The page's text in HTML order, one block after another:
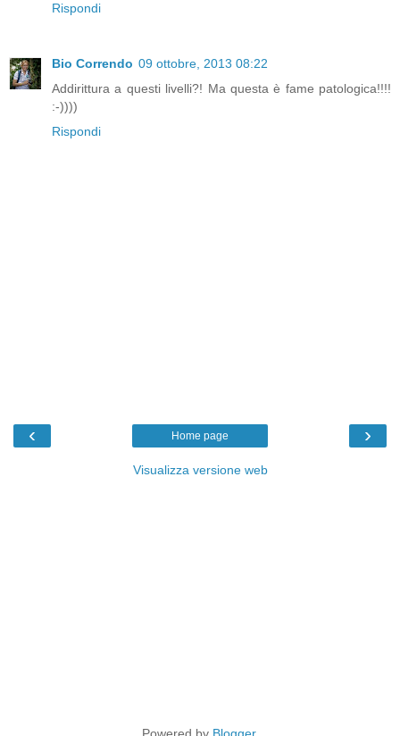
Rispondi
Bio Correndo 09 ottobre, 2013 08:22
Addirittura a questi livelli?! Ma questa è fame patologica!!!!
:-))))
Rispondi
‹ ›
Home page
Visualizza versione web
Powered by Blogger.